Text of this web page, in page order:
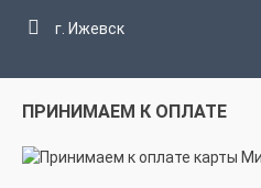
г. Ижевск
ПРИНИМАЕМ К ОПЛАТЕ